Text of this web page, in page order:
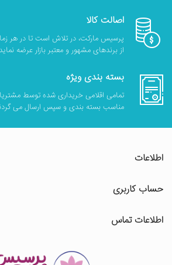
اصالت کالا
پرسیس مارکت، در تلاش است تا در هر
از برندهای مشهور و معتبر بازار عرضه
بسته بندی ویژه
تمامی اقلامی خریداری شده توسط
مناسب بسته بندی و سپس ارسال می
اطلاعات
حساب کاربری
اطلاعات تماس